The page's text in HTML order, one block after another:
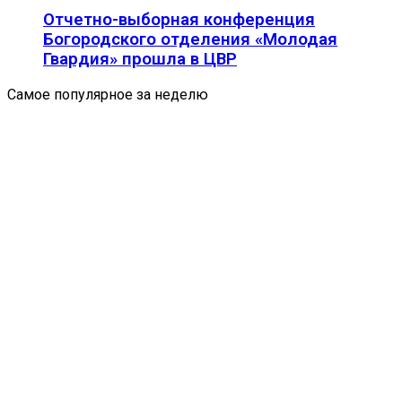
Отчетно-выборная конференция
Богородского отделения «Молодая
Гвардия» прошла в ЦВР
Самое популярное за неделю